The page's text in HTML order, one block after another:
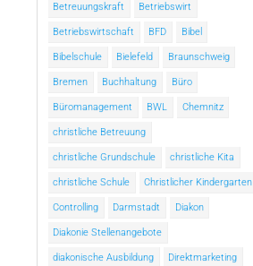
Betreuungskraft Betriebswirt
Betriebswirtschaft BFD Bibel
Bibelschule Bielefeld Braunschweig
Bremen Buchhaltung Büro
Büromanagement BWL Chemnitz
christliche Betreuung
christliche Grundschule christliche Kita
christliche Schule Christlicher Kindergarten
Controlling Darmstadt Diakon
Diakonie Stellenangebote
diakonische Ausbildung Direktmarketing